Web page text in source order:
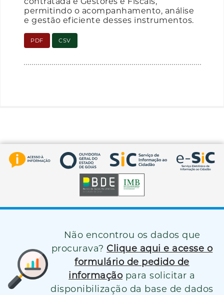
permitindo o acompanhamento, análise
e gestão eficiente desses instrumentos.
PDF CSV
Não encontrou os dados que
procurava? Clique aqui e acesse o
formulário de pedido de
informação para solicitar a
disponibilização da base de dados